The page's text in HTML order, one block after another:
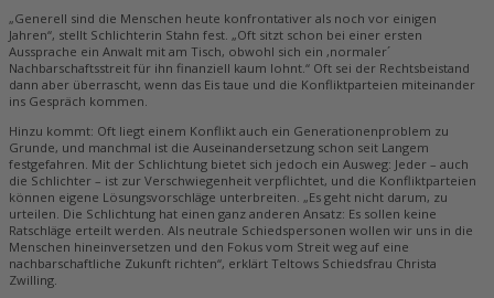
„Generell sind die Menschen heute konfrontativer als noch vor einigen
Jahren“, stellt Schlichterin Stahn fest. „Oft sitzt schon bei einer ersten
Aussprache ein Anwalt mit am Tisch, obwohl sich ein ,normaler´
Nachbarschaftsstreit für ihn finanziell kaum lohnt.“ Oft sei der Rechtsbeistand
dann aber überrascht, wenn das Eis taue und die Konfliktparteien miteinander
ins Gespräch kommen.
Hinzu kommt: Oft liegt einem Konflikt auch ein Generationenproblem zu
Grunde, und manchmal ist die Auseinandersetzung schon seit Langem
festgefahren. Mit der Schlichtung bietet sich jedoch ein Ausweg: Jeder – auch
die Schlichter – ist zur Verschwiegenheit verpflichtet, und die Konfliktparteien
können eigene Lösungsvorschläge unterbreiten. „Es geht nicht darum, zu
urteilen. Die Schlichtung hat einen ganz anderen Ansatz: Es sollen keine
Ratschläge erteilt werden. Als neutrale Schiedspersonen wollen wir uns in die
Menschen hineinversetzen und den Fokus vom Streit weg auf eine
nachbarschaftliche Zukunft richten“, erklärt Teltows Schiedsfrau Christa
Zwilling.